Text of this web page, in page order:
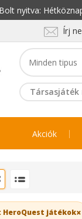
nyitva:
Írj
Társasjáték
Akciók
HeroQuest játékok×